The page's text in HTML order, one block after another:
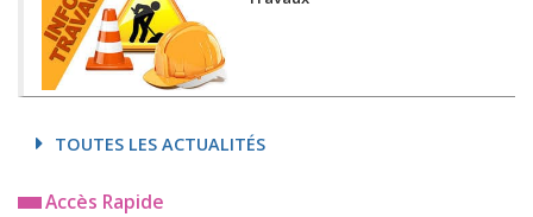
TOUTES LES ACTUALITÉS
Accès Rapide